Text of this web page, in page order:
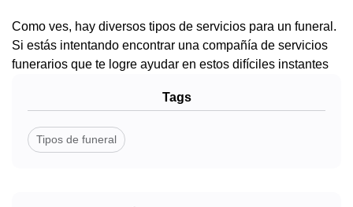
Como ves, hay diversos tipos de servicios para un funeral.
Si estás intentando encontrar una compañía de servicios
funerarios que te logre ayudar en estos difíciles instantes
Tags
Tipos de funeral